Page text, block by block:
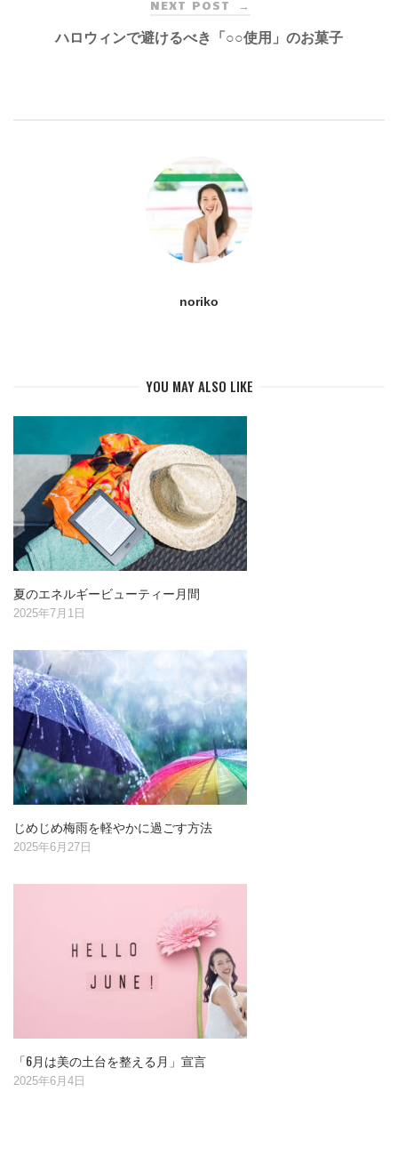
NEXT POST →
ハロウィンで避けるべき「○○使用」のお菓子
noriko
YOU MAY ALSO LIKE
夏のエネルギービューティー月間
2025年7月1日
じめじめ梅雨を軽やかに過ごす方法
2025年6月27日
「6月は美の土台を整える月」宣言
2025年6月4日